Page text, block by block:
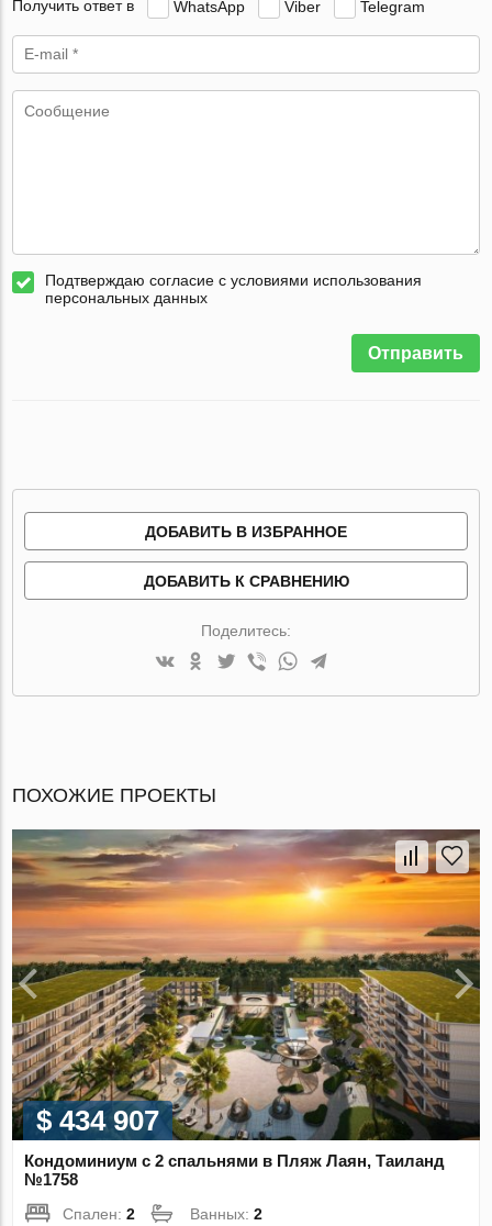
Получить ответ в WhatsApp Viber Telegram
Подтверждаю согласие с условиями использования
персональных данных
Отправить
ДОБАВИТЬ В ИЗБРАННОЕ
ДОБАВИТЬ К СРАВНЕНИЮ
Поделитесь:
ПОХОЖИЕ ПРОЕКТЫ
$ 434 907
Кондоминиум с 2 спальнями в Пляж Лаян, Таиланд
№1758
Спален:2 Ванных:2